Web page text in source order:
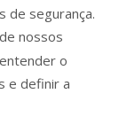
de segurança.
nossos
o
e definir a